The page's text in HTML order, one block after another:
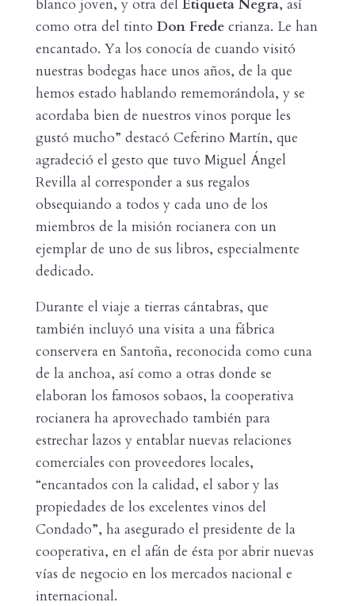
blanco joven, y otra delEtiqueta Negra, así
como otra del tinto Don Fredecrianza. Le han
encantado. Ya los conocía de cuando visitó
nuestras bodegas hace unos años, de la que
hemos estado hablando rememorándola, y se
acordaba bien de nuestros vinos porque les
gustó mucho” destacó Ceferino Martín, que
agradeció el gesto que tuvo Miguel Ángel
Revilla al corresponder a sus regalos
obsequiando a todos y cada uno de los
miembros de la misión rocianera con un
ejemplar de uno de sus libros, especialmente
dedicado.
Durante el viaje a tierras cántabras, que
también incluyó una visita a una fábrica
conservera en Santoña, reconocida como cuna
de la anchoa, así como a otras donde se
elaboran los famosos sobaos, la cooperativa
rocianera ha aprovechado también para
estrechar lazos y entablar nuevas relaciones
comerciales con proveedores locales,
“encantados con la calidad, el sabor y las
propiedades de los excelentes vinos del
Condado”, ha asegurado el presidente de la
cooperativa, en el afán de ésta por abrir nuevas
vías de negocio en los mercados nacional e
internacional.